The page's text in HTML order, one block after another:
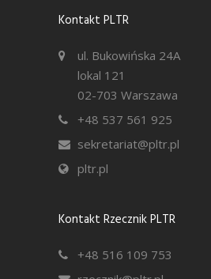
Kontakt PLTR
ul. Bukowińska 24A
lokal 121
02-703 Warszawa
+48 537 561 925
sekretariat@pltr.pl
pltr.pl
Kontakt Rzecznik PLTR
+48 516 109 753